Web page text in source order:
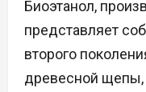
Биоэтанол,
представляет
второго
древесной щепы,